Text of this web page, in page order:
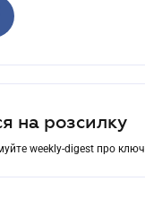
на розсилку
weekly-digest про